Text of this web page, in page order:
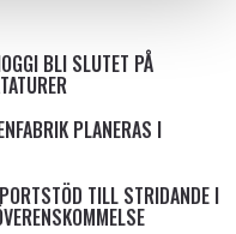
BLI SLUTET PÅ
PLANERAS I
TILL STRIDANDE I